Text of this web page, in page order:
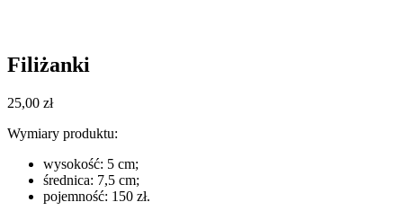
Filiżanki
25,00 zł
Wymiary produktu:
wysokość: 5 cm;
średnica: 7,5 cm;
pojemność: 150 zł.